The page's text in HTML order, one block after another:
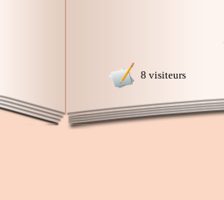
8 visiteurs